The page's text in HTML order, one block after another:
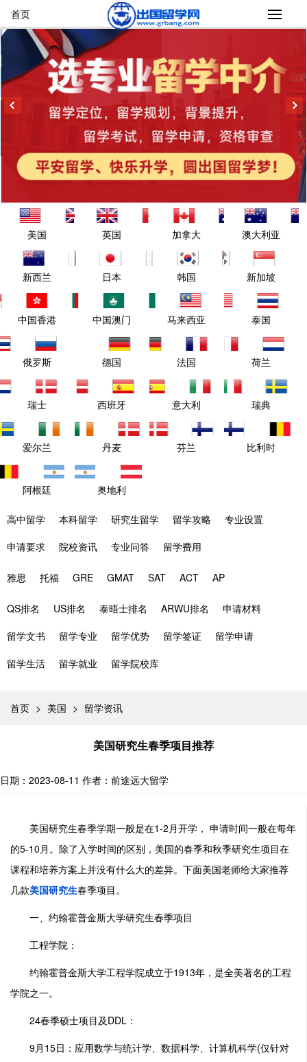
首页
美国 英国 加拿大 澳大利亚
新西兰 日本 韩国 新加坡
中国香港 中国澳门 马来西亚 泰国
俄罗斯 德国 法国 荷兰
瑞士 西班牙 意大利 瑞典
爱尔兰 丹麦 芬兰 比利时
阿根廷 奥地利
高中留学 本科留学 研究生留学 留学攻略
专业设置
申请要求
院校资讯 专业问答 留学费用
雅思 托福 GRE GMAT SAT ACT AP
QS排名 US排名 泰晤士排名 ARWU排名
申请材料
留学文书
留学专业 留学优势 留学签证
留学申请
留学生活
留学就业 留学院校库
首页 > 美国 > 留学资讯
美国研究生春季项目推荐
日期：2023-08-11 作者：前途远大留学
美国研究生春季学期一般是在1-2月开学， 申请时间一般在每年
的5-10月。除了入学时间的区别，美国的春季和秋季研究生项目在
课程和培养方案上并没有什么大的差异。下面美国老师给大家推荐
几款美国研究生春季项目。
一、约翰霍普金斯大学研究生春季项目
工程学院：
约翰霍普金斯大学工程学院成立于1913年，是全美著名的工程
学院之一。
24春季硕士项目及DDL：
9月15日：应用数学与统计学、数据科学、计算机科学(仅针对